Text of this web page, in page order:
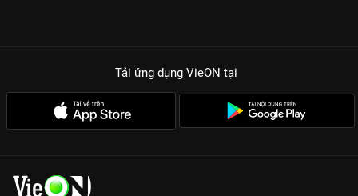
Tải ứng dụng VieON tại